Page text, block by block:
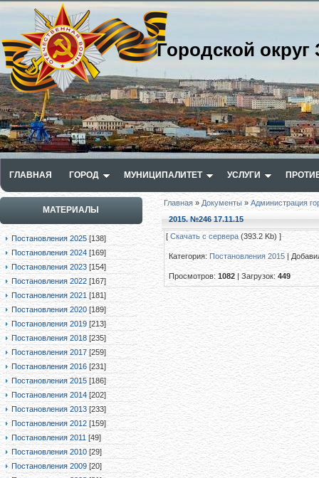
Городской
ГЛАВНАЯ ГОРОД МУНИЦИПАЛИТЕТ УСЛУГИ
МАТЕРИАЛЫ
Постановления 2025 [138]
Постановления 2024 [169]
Постановления 2023 [154]
Постановления 2022 [167]
Постановления 2021 [181]
Постановления 2020 [189]
Постановления 2019 [213]
Постановления 2018 [235]
Постановления 2017 [259]
Постановления 2016 [231]
Постановления 2015 [186]
Постановления 2014 [202]
Постановления 2013 [233]
Постановления 2012 [159]
Постановления 2011 [49]
Постановления 2010 [29]
Постановления 2009 [20]
Главная» Документы »Администрация
2015. №246 17.11.15
[Скачать с сервера (393.2 Kb) ]
Категория: Постановления 2015|
Просмотров:1082|Загрузок: 449